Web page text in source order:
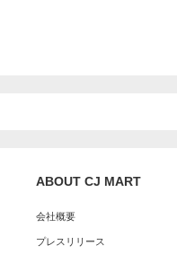
ABOUT CJ MART
会社概要
プレスリリース